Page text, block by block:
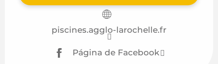
piscines.agglo-larochelle.fr
Página de Facebook